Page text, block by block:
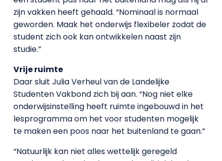
zijn vakken heeft gehaald. “Nominaal is normaal
geworden. Maak het onderwijs flexibeler zodat de
student zich ook kan ontwikkelen naast zijn
studie.”
Vrije ruimte
Daar sluit Julia Verheul van de Landelijke
Studenten Vakbond zich bij aan. “Nog niet elke
onderwijsinstelling heeft ruimte ingebouwd in het
lesprogramma om het voor studenten mogelijk
te maken een poos naar het buitenland te gaan.”
“Natuurlijk kan niet alles wettelijk geregeld